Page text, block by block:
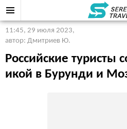
11:45, 29 июля 2023,
автор: Дмитриев Ю.
Российские туристы
икой в Бурунди и